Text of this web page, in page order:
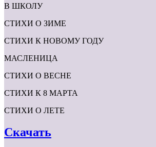
В ШКОЛУ
СТИХИ О ЗИМЕ
СТИХИ К НОВОМУ ГОДУ
МАСЛЕНИЦА
СТИХИ О ВЕСНЕ
СТИХИ К 8 МАРТА
СТИХИ О ЛЕТЕ
Скачать